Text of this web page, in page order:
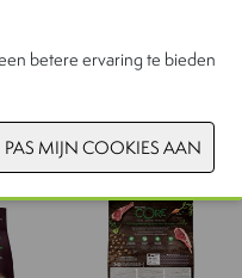
betere ervaring te bieden